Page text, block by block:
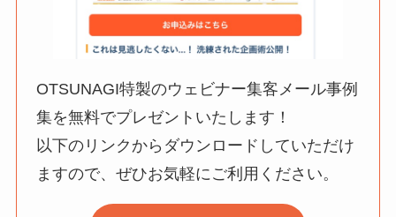
OTSUNAGI特製のウェビナー集客メール事例
集を無料でプレゼントいたします！
以下のリンクからダウンロードしていただけ
ますので、ぜひお気軽にご利用ください。